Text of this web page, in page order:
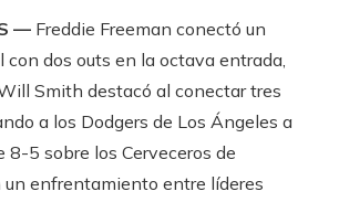
— Freddie Freeman conectó un
con dos outs en la octava entrada,
Smith destacó al conectar tres
a los Dodgers de Los Ángeles a
8-5 sobre los Cerveceros de
un enfrentamiento entre líderes